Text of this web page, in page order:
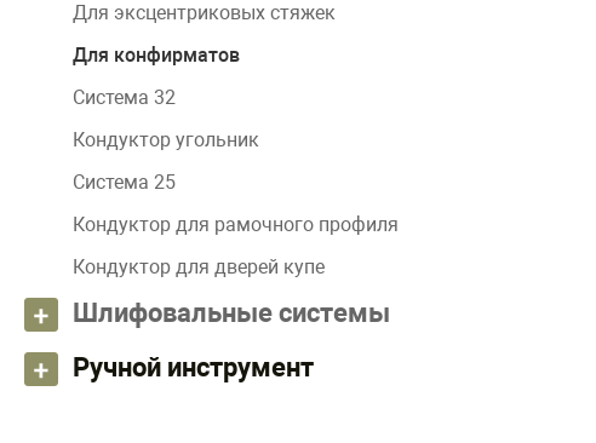
Для эксцентриковых стяжек
Для конфирматов
Система 32
Кондуктор угольник
Система 25
Кондуктор для рамочного профиля
Кондуктор для дверей купе
Шлифовальные системы
Ручной инструмент